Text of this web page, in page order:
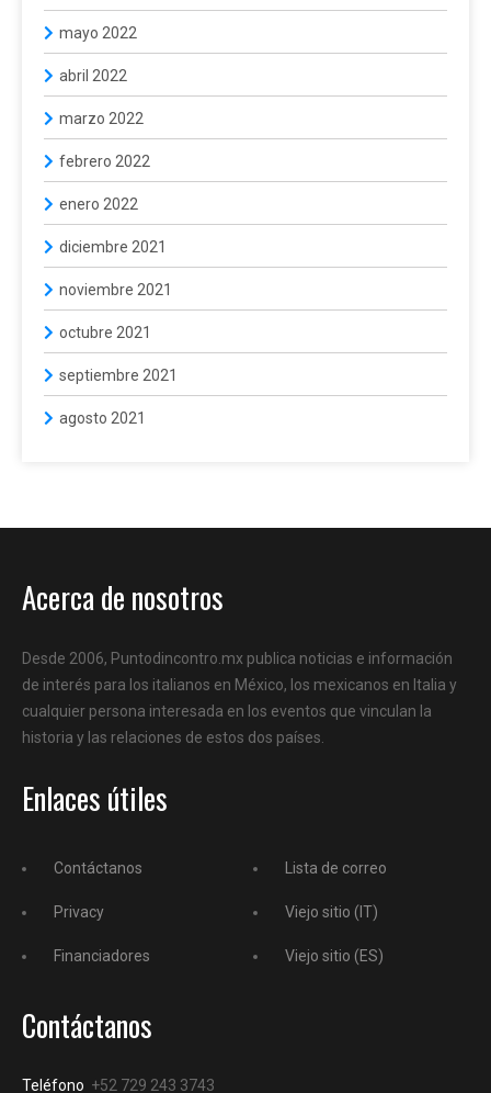
mayo 2022
abril 2022
marzo 2022
febrero 2022
enero 2022
diciembre 2021
noviembre 2021
octubre 2021
septiembre 2021
agosto 2021
Acerca de nosotros
Desde 2006, Puntodincontro.mx publica noticias e información
de interés para los italianos en México, los mexicanos en Italia y
cualquier persona interesada en los eventos que vinculan la
historia y las relaciones de estos dos países.
Enlaces útiles
Contáctanos
Privacy
Financiadores
Lista de correo
Viejo sitio (IT)
Viejo sitio (ES)
Contáctanos
Teléfono +52 729 243 3743